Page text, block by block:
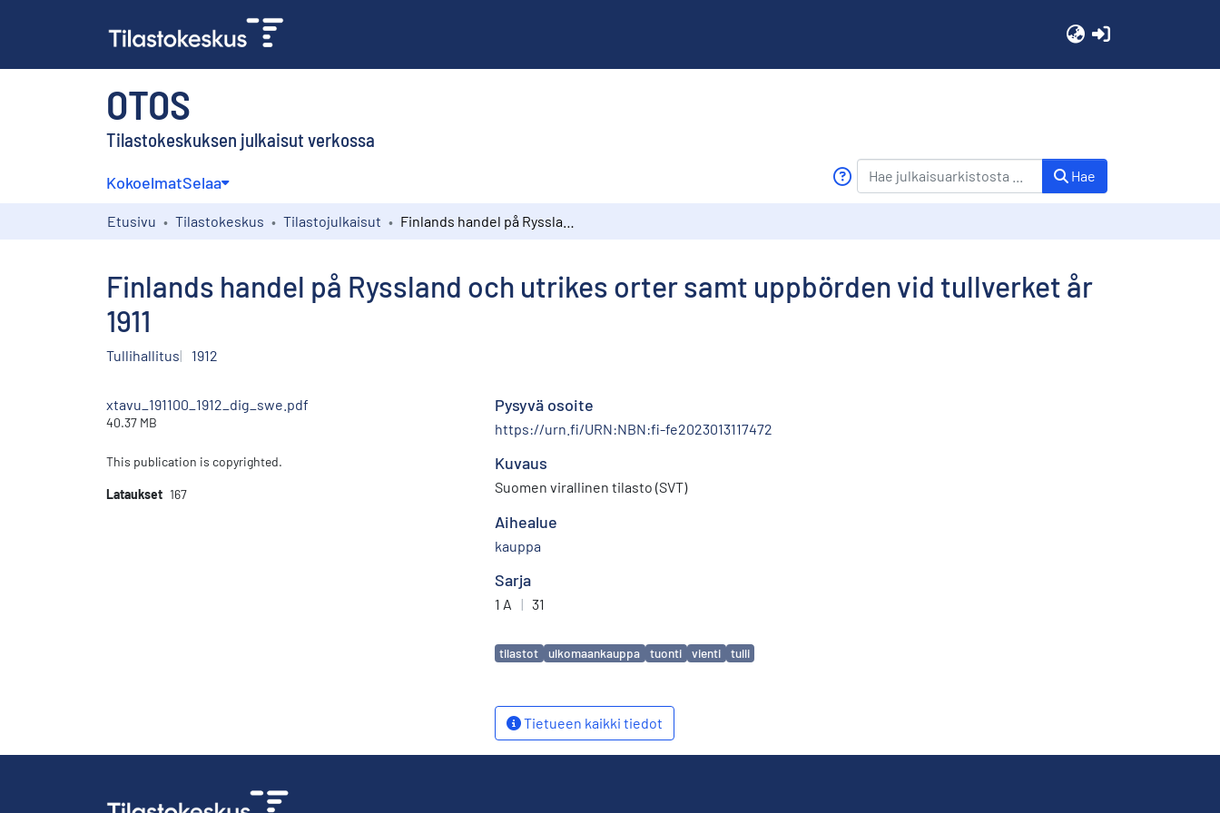
OTOS
Tilastokeskuksen julkaisut verkossa
KokoelmatSelaa Hae
Etusivu Tilastokeskus Tilastojulkaisut
Finlands handel på Ryssland och utrikes orter samt uppbörden vid tullverket år
1911
Tullihallitus 1912
xtavu_191100_1912_dig_swe.pdf
40.37 MB
This publication is copyrighted.
Lataukset 167
Pysyvä osoite
https://urn.fi/URN:NBN:fi-fe2023013117472
Kuvaus
Suomen virallinen tilasto (SVT)
Aihealue
kauppa
Sarja
1 A | 31
Avainsanat
tilastot ulkomaankauppa tuonti vienti tulli
Tietueen kaikki tiedot